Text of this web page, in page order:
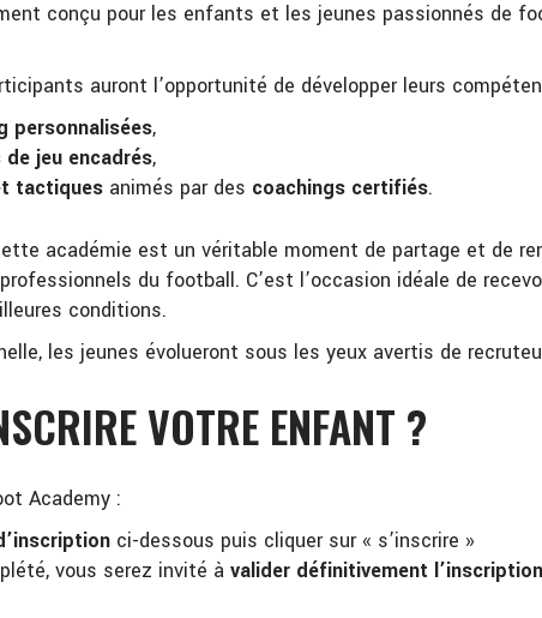
conçu pour les enfants et les jeunes passionnés de
auront l’opportunité de développer leurs
personnalisées,
jeu encadrés,
tactiques animés par des coachings certifiés.
académie est un véritable moment de partage et de
du football. C’est l’occasion idéale de
conditions.
les jeunes évolueront sous les yeux avertis de
VOTRE ENFANT ?
Academy :
ci-dessous puis cliquer sur « s’inscrire »
vous serez invité à valider définitivement